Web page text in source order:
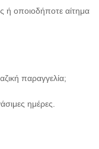
ή οποιοδήποτε αίτημα
παραγγελία;
ημέρες.